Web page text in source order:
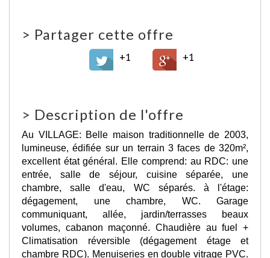
> Partager cette offre
+1 +1
> Description de l'offre
Au VILLAGE: Belle maison traditionnelle de 2003,
lumineuse, édifiée sur un terrain 3 faces de 320m²,
excellent état général. Elle comprend: au RDC: une
entrée, salle de séjour, cuisine séparée, une
chambre, salle d'eau, WC séparés. à l'étage:
dégagement, une chambre, WC. Garage
communiquant, allée, jardin/terrasses beaux
volumes, cabanon maçonné. Chaudière au fuel +
Climatisation réversible (dégagement étage et
chambre RDC). Menuiseries en double vitrage PVC.